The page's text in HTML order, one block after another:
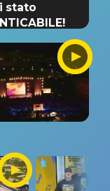
stato